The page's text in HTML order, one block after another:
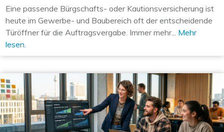
Eine passende Bürgschafts- oder Kautionsversicherung ist
heute im Gewerbe- und Baubereich oft der entscheidende
Türöffner für die Auftragsvergabe. Immer mehr... Mehr
lesen.